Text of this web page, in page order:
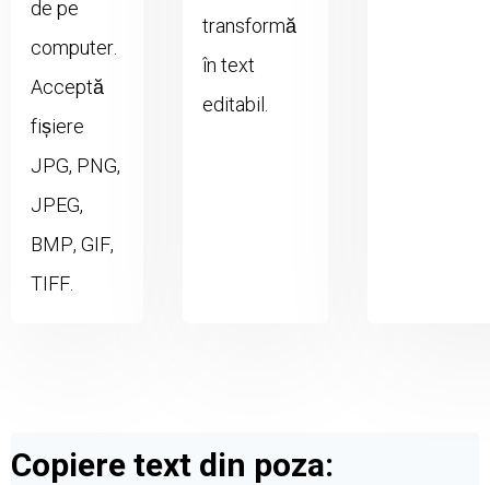
de pe
computer.
Acceptă
fișiere
JPG, PNG,
JPEG,
BMP, GIF,
TIFF.
transformă
în text
editabil.
Copiere text din poza: